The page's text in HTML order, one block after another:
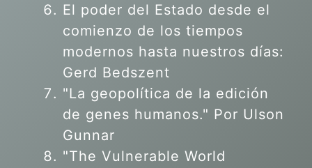
El poder del Estado desde el
comienzo de los tiempos
modernos hasta nuestros días:
Gerd Bedszent
"La geopolítica de la edición
de genes humanos." Por Ulson
Gunnar
"The Vulnerable World